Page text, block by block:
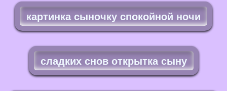
картинка сыночку спокойной ночи
сладких снов открытка сыну